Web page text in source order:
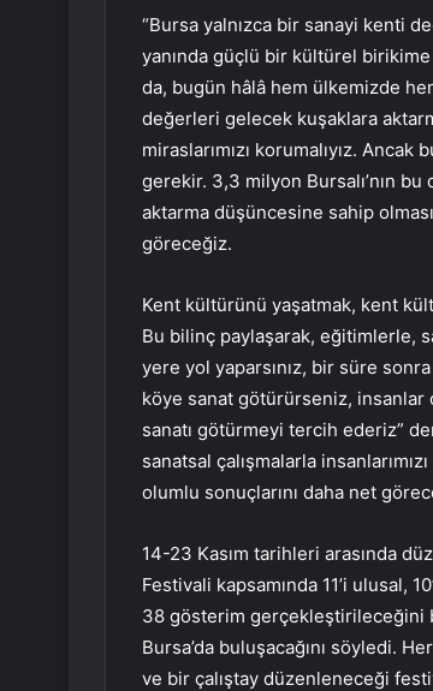
“Bursa yalnızca bir sanayi kenti
yanında güçlü bir kültürel
da, bugün hâlâ hem ülkemizde
değerleri gelecek kuşaklara
miraslarımızı korumalıyız.
gerekir. 3,3 milyon Bursalı’nın
aktarma düşüncesine sahip
göreceğiz.
Kent kültürünü yaşatmak, kent
Bu bilinç paylaşarak, eğitimlerle,
yere yol yaparsınız, bir süre
köye sanat götürürseniz, insanlar
sanatı götürmeyi tercih ederiz”
sanatsal çalışmalarla
olumlu sonuçlarını daha net
14-23 Kasım tarihleri arasında
Festivali kapsamında 11’i ulusal,
38 gösterim gerçekleştirileceğini
Bursa’da buluşacağını söyledi.
ve bir çalıştay düzenleneceği